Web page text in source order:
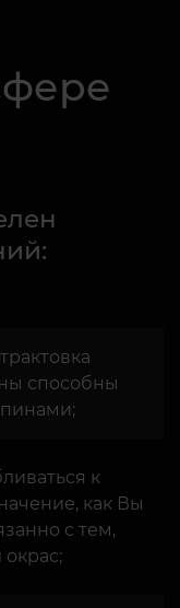
способны
к
как Вы
с тем,